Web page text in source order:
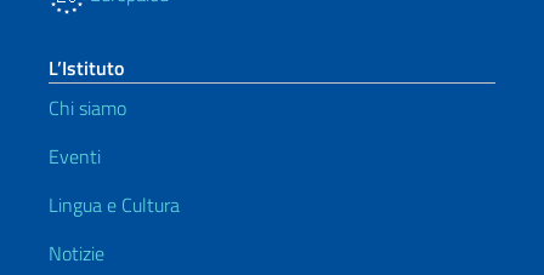
L’Istituto
Chi siamo
Eventi
Lingua e Cultura
Notizie